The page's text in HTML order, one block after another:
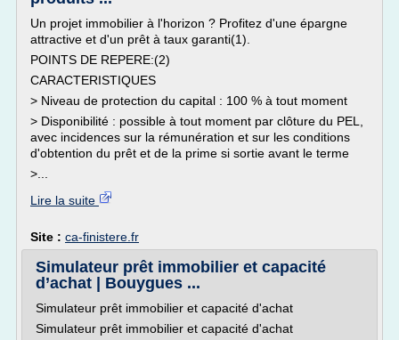
Un projet immobilier à l'horizon ? Profitez d'une épargne
attractive et d'un prêt à taux garanti(1).
POINTS DE REPERE:(2)
CARACTERISTIQUES
> Niveau de protection du capital : 100 % à tout moment
> Disponibilité : possible à tout moment par clôture du PEL,
avec incidences sur la rémunération et sur les conditions
d'obtention du prêt et de la prime si sortie avant le terme
>...
Lire la suite
Site : ca-finistere.fr
Simulateur prêt immobilier et capacité
d’achat | Bouygues ...
Simulateur prêt immobilier et capacité d'achat
Simulateur prêt immobilier et capacité d'achat